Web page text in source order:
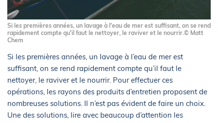
Si les premières années, un lavage à l'eau de mer est suffisant, on se rend
rapidement compte qu'il faut le nettoyer, le raviver et le nourrir.© Matt
Chem
Si les premières années, un lavage à l’eau de mer est
suffisant, on se rend rapidement compte qu’il faut le
nettoyer, le raviver et le nourrir. Pour effectuer ces
opérations, les rayons des produits d’entretien proposent de
nombreuses solutions. Il n’est pas évident de faire un choix.
Une des solutions, lire avec beaucoup d’attention les